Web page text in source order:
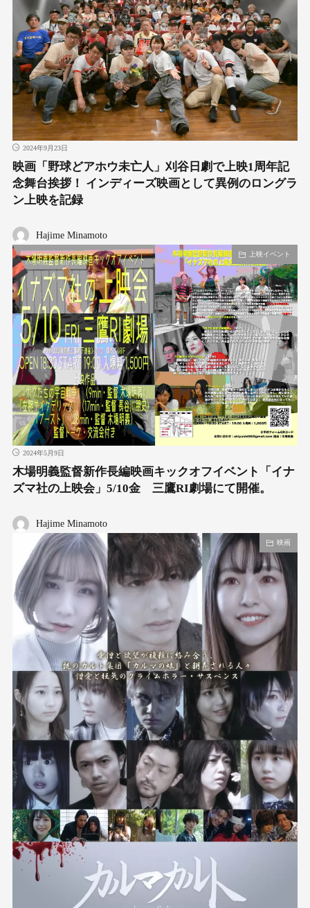
2024年9月23日
映画「野球どアホウ未亡人」刈谷日劇で上映1周年記
念舞台挨拶！ インディーズ映画として異例のロングラ
ン上映を記録
Hajime Minamoto
上映イベント
2024年5月9日
木場明義監督新作長編映画キックオフイベント「イナ
ズマ社の上映会」5/10金 三鷹RI劇場にて開催。
Hajime Minamoto
映画